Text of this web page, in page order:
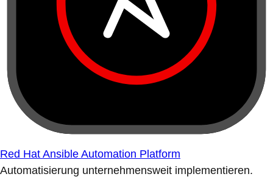
Red Hat Ansible Automation Platform
Automatisierung unternehmensweit implementieren.